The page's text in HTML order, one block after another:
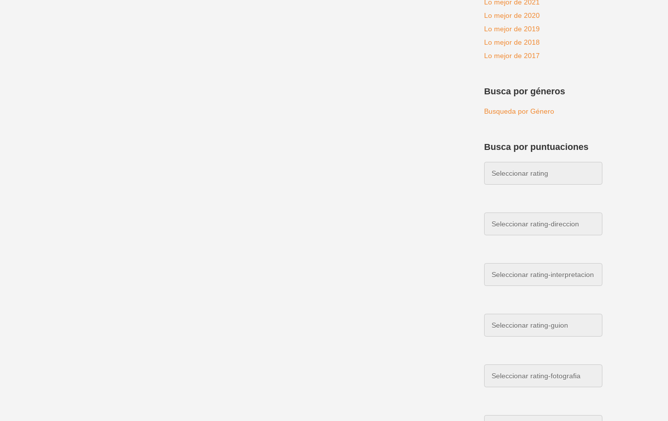
Lo mejor de 2021
Lo mejor de 2020
Lo mejor de 2019
Lo mejor de 2018
Lo mejor de 2017
Busca por géneros
Busqueda por Género
Busca por puntuaciones